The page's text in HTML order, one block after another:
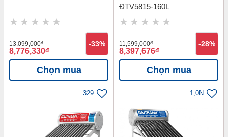
13,099,000đ
8,776,330đ
-33%
Chọn mua
ĐTV5815-160L
11,599,000đ
8,397,676đ
-28%
Chọn mua
329 1,0N